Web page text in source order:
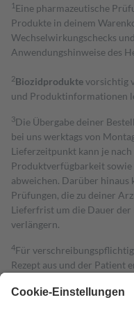
1 Eine pharmazeutische
Produkte in deinem
Wechselwirkungschecks
Anwendungshinweise des
2Biozidproduktevorsichtig
und Produktinformationen
3Die Übergabe deiner
bei uns werktags von
Lieferzeitpunkt kann je
Produktverfügbarkeit
abweichen. Darüber hinaus
Prüfungen, die zu deiner
Lieferfrist um die Dauer
verlängern.
4Für
Rezept aus und der Patient
Kosten dafür, der